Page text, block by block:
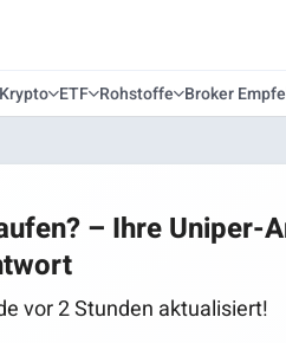
Krypto ETF Rohstoffe Broker
– Ihre Uniper-
vor 2 Stunden aktualisiert!